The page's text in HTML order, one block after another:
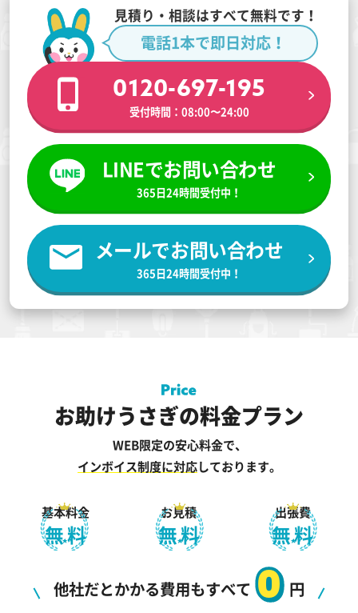
見積り・相談はすべて無料です！
電話1本で即日対応！
0120-697-195
受付時間：08:00〜24:00
LINEでお問い合わせ
365日24時間受付中！
メールでお問い合わせ
365日24時間受付中！
お助けうさぎの料金プラン
WEB限定の安心料金で、
インボイス制度に対応しております。
基本料金
無料
お見積
無料
出張費
無料
他社だとかかる費用もすべて
0
円